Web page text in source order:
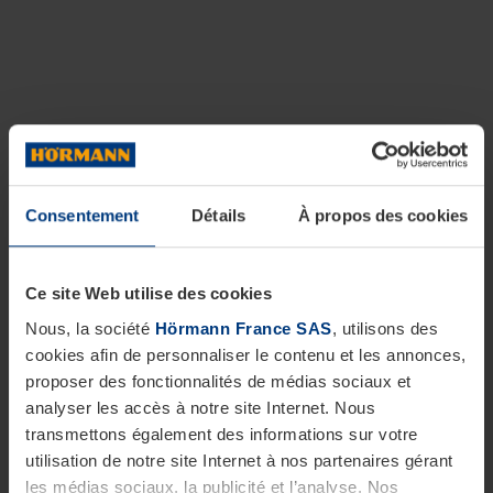
Consentement Détails À propos des cookies
Ce site Web utilise des cookies
Nous, la société Hörmann France SAS, utilisons des
cookies afin de personnaliser le contenu et les annonces,
proposer des fonctionnalités de médias sociaux et
analyser les accès à notre site Internet. Nous
transmettons également des informations sur votre
utilisation de notre site Internet à nos partenaires gérant
les médias sociaux, la publicité et l’analyse. Nos